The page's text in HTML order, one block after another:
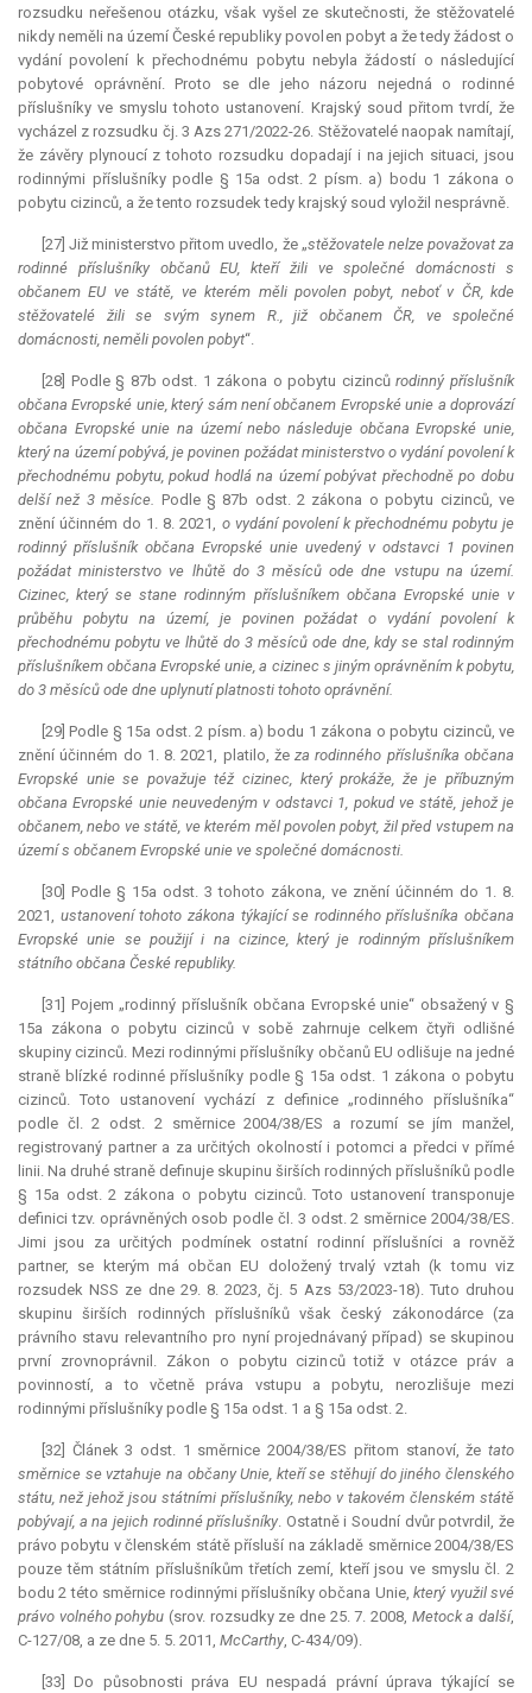
rozsudku neřešenou otázku, však vyšel ze skutečnosti, že stěžovatelé
nikdy neměli na území České republiky povolen pobyt a že tedy žádost o
vydání povolení k přechodnému pobytu nebyla žádostí o následující
pobytové oprávnění. Proto se dle jeho názoru nejedná o rodinné
příslušníky ve smyslu tohoto ustanovení. Krajský soud přitom tvrdí, že
vycházel z rozsudku čj. 3 Azs 271/2022-26. Stěžovatelé naopak namítají,
že závěry plynoucí z tohoto rozsudku dopadají i na jejich situaci, jsou
rodinnými příslušníky podle § 15a odst. 2 písm. a) bodu 1 zákona o
pobytu cizinců, a že tento rozsudek tedy krajský soud vyložil nesprávně.
[27] Již ministerstvo přitom uvedlo, že „stěžovatele nelze považovat za
rodinné příslušníky občanů EU, kteří žili ve společné domácnosti s
občanem EU ve státě, ve kterém měli povolen pobyt, neboť v ČR, kde
stěžovatelé žili se svým synem R., již občanem ČR, ve společné
domácnosti, neměli povolen pobyt“.
[28] Podle § 87b odst. 1 zákona o pobytu cizincůrodinný příslušník
občana Evropské unie, který sám není občanem Evropské unie a doprovází
občana Evropské unie na území nebo následuje občana Evropské unie,
který na území pobývá, je povinen požádat ministerstvo o vydání povolení k
přechodnému pobytu, pokud hodlá na území pobývat přechodně po dobu
delší než 3 měsíce. Podle § 87b odst. 2 zákona o pobytu cizinců, ve
znění účinném do 1. 8. 2021, o vydání povolení k přechodnému pobytu je
rodinný příslušník občana Evropské unie uvedený v odstavci 1 povinen
požádat ministerstvo ve lhůtě do 3 měsíců ode dne vstupu na území.
Cizinec, který se stane rodinným příslušníkem občana Evropské unie v
průběhu pobytu na území, je povinen požádat o vydání povolení k
přechodnému pobytu ve lhůtě do 3 měsíců ode dne, kdy se stal rodinným
příslušníkem občana Evropské unie, a cizinec s jiným oprávněním k pobytu,
do 3 měsíců ode dne uplynutí platnosti tohoto oprávnění.
[29] Podle § 15a odst. 2 písm. a) bodu 1 zákona o pobytu cizinců, ve
znění účinném do 1. 8. 2021, platilo, žeza rodinného příslušníka občana
Evropské unie se považuje též cizinec, který prokáže, že je příbuzným
občana Evropské unie neuvedeným v odstavci 1, pokud ve státě, jehož je
občanem, nebo ve státě, ve kterém měl povolen pobyt, žil před vstupem na
území s občanem Evropské unie ve společné domácnosti.
[30] Podle § 15a odst. 3 tohoto zákona, ve znění účinném do 1. 8.
2021, ustanovení tohoto zákona týkající se rodinného příslušníka občana
Evropské unie se použijí i na cizince, který je rodinným příslušníkem
státního občana České republiky.
[31] Pojem „rodinný příslušník občana Evropské unie“ obsažený v §
15a zákona o pobytu cizinců v sobě zahrnuje celkem čtyři odlišné
skupiny cizinců. Mezi rodinnými příslušníky občanů EU odlišuje na jedné
straně blízké rodinné příslušníky podle § 15a odst. 1 zákona o pobytu
cizinců. Toto ustanovení vychází z definice „rodinného příslušníka“
podle čl. 2 odst. 2 směrnice 2004/38/ES a rozumí se jím manžel,
registrovaný partner a za určitých okolností i potomci a předci v přímé
linii. Na druhé straně definuje skupinu širších rodinných příslušníků podle
§ 15a odst. 2 zákona o pobytu cizinců. Toto ustanovení transponuje
definici tzv. oprávněných osob podle čl. 3 odst. 2 směrnice 2004/38/ES.
Jimi jsou za určitých podmínek ostatní rodinní příslušníci a rovněž
partner, se kterým má občan EU doložený trvalý vztah (k tomu viz
rozsudek NSS ze dne 29. 8. 2023, čj. 5 Azs 53/2023-18). Tuto druhou
skupinu širších rodinných příslušníků však český zákonodárce (za
právního stavu relevantního pro nyní projednávaný případ) se skupinou
první zrovnoprávnil. Zákon o pobytu cizinců totiž v otázce práv a
povinností, a to včetně práva vstupu a pobytu, nerozlišuje mezi
rodinnými příslušníky podle § 15a odst. 1 a § 15a odst. 2.
[32] Článek 3 odst. 1 směrnice 2004/38/ES přitom stanoví, že tato
směrnice se vztahuje na občany Unie, kteří se stěhují do jiného členského
státu, než jehož jsou státními příslušníky, nebo v takovém členském státě
pobývají, a na jejich rodinné příslušníky. Ostatně i Soudní dvůr potvrdil, že
právo pobytu v členském státě přísluší na základě směrnice 2004/38/ES
pouze těm státním příslušníkům třetích zemí, kteří jsou ve smyslu čl. 2
bodu 2 této směrnice rodinnými příslušníky občana Unie,který využil své
právo volného pohybu (srov. rozsudky ze dne 25. 7. 2008, Metock a další,
C-127/08, a ze dne 5. 5. 2011, McCarthy, C-434/09).
[33] Do působnosti práva EU nespadá právní úprava týkající se